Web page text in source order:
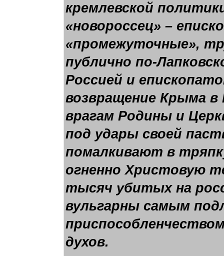
кремлевской
«новороссец» –
«промежуточные»,
публично по-
Россией и
возвращение Крыма
врагам Родины и
под удары своей
помалкивают в
огненно Христовую
тысяч убитых на
вульгарны самым
духов.